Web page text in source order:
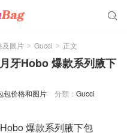

及圖片 > Gucci > 正文
牙Hobo 爆款系列腋下
包价格和图片 分類： Gucci
爆款系列腋下包